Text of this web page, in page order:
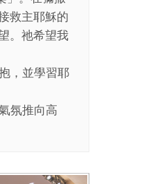
救主耶穌的
。祂希望我
，並學習耶
氛推向高